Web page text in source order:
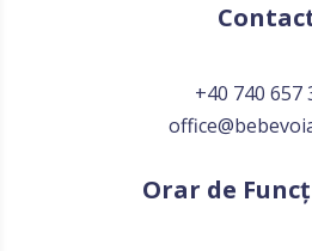
+40 740 657
Orar de